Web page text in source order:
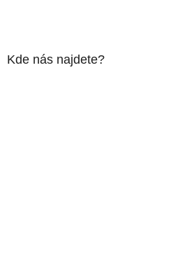
Kde nás najdete?